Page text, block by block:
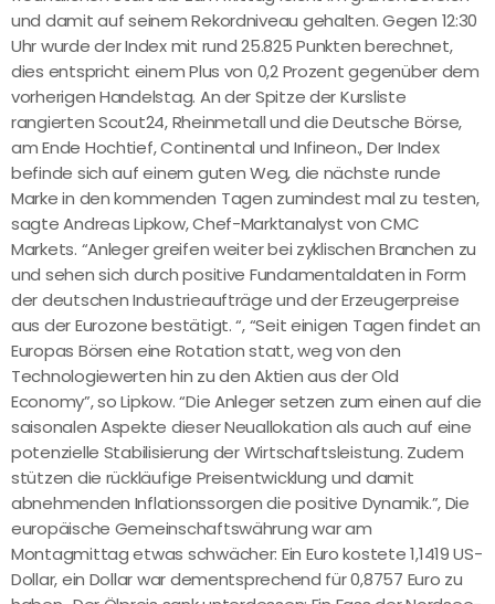
und damit auf seinem Rekordniveau gehalten. Gegen 12:30
Uhr wurde der Index mit rund 25.825 Punkten berechnet,
dies entspricht einem Plus von 0,2 Prozent gegenüber dem
vorherigen Handelstag. An der Spitze der Kursliste
rangierten Scout24, Rheinmetall und die Deutsche Börse,
am Ende Hochtief, Continental und Infineon., Der Index
befinde sich auf einem guten Weg, die nächste runde
Marke in den kommenden Tagen zumindest mal zu testen,
sagte Andreas Lipkow, Chef-Marktanalyst von CMC
Markets. “Anleger greifen weiter bei zyklischen Branchen zu
und sehen sich durch positive Fundamentaldaten in Form
der deutschen Industrieaufträge und der Erzeugerpreise
aus der Eurozone bestätigt. “, “Seit einigen Tagen findet an
Europas Börsen eine Rotation statt, weg von den
Technologiewerten hin zu den Aktien aus der Old
Economy”, so Lipkow. “Die Anleger setzen zum einen auf die
saisonalen Aspekte dieser Neuallokation als auch auf eine
potenzielle Stabilisierung der Wirtschaftsleistung. Zudem
stützen die rückläufige Preisentwicklung und damit
abnehmenden Inflationssorgen die positive Dynamik.”, Die
europäische Gemeinschaftswährung war am
Montagmittag etwas schwächer: Ein Euro kostete 1,1419 US-
Dollar, ein Dollar war dementsprechend für 0,8757 Euro zu